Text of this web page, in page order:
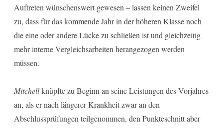
Auftreten wünschenswert gewesen – lassen keinen Zweifel
zu, dass für das kommende Jahr in der höheren Klasse noch
die eine oder andere Lücke zu schließen ist und gleichzeitig
mehr interne Vergleichsarbeiten herangezogen werden
müssen.
Mitchellknüpfte zu Beginn an seine Leistungen des Vorjahres
an, als er nach längerer Krankheit zwar an den
Abschlussprüfungen teilgenommen, den Punkteschnitt aber